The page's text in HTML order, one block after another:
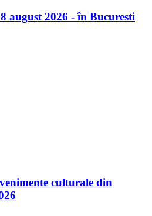
august 2026 - în Bucuresti
culturale din